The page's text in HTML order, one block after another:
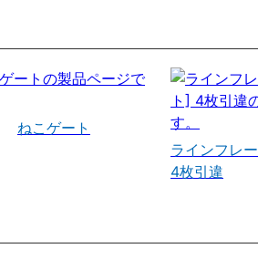
ねこゲート
ラインフレ
4枚引違